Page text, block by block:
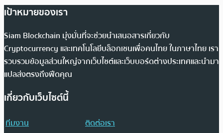
เป้าหมายของเรา
Siam Blockchain มุ่งมั่นที่จะช่วยนำเสนอสารเกี่ยวกับ
Cryptocurrency และเทคโนโลยีบล็อกเชนเพื่อคนไทย ในภาษาไทย เรา
รวบรวมข้อมูลส่วนใหญ่จากเว็บไซต์และเว็บบอร์ดต่างประเทศและนำมา
แปลส่งตรงถึงฟีดคุณ
เกี่ยวกับเว็บไซต์นี้
ทีมงาน
ติดต่อเรา